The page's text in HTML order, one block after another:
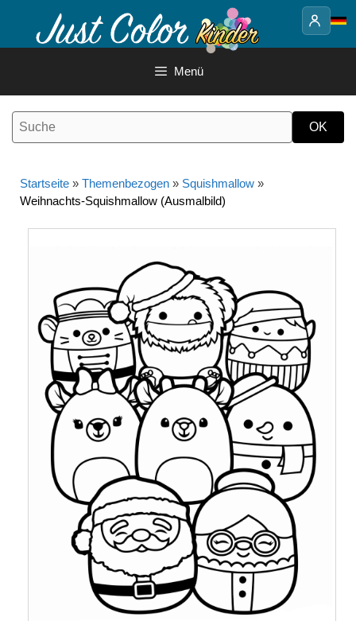
Inhalt
Menü
Startseite » Themenbezogen » Squishmallow »
Weihnachts-Squishmallow (Ausmalbild)